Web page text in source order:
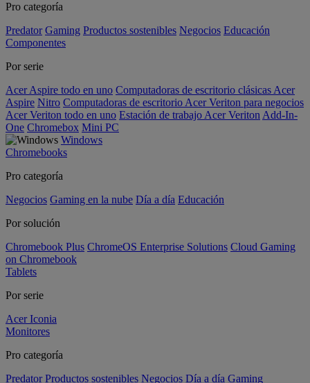
Pro categoría
Predator Gaming Productos sostenibles Negocios Educación
Componentes
Por serie
Acer Aspire todo en uno Computadoras de escritorio clásicas Acer
Aspire Nitro Computadoras de escritorio Acer Veriton para negocios
Acer Veriton todo en uno Estación de trabajo Acer Veriton Add-In-
One Chromebox Mini PC
Windows
Chromebooks
Pro categoría
Negocios Gaming en la nube Día a día Educación
Por solución
Chromebook Plus ChromeOS Enterprise Solutions Cloud Gaming
on Chromebook
Tablets
Por serie
Acer Iconia
Monitores
Pro categoría
Predator Productos sostenibles Negocios Día a día Gaming